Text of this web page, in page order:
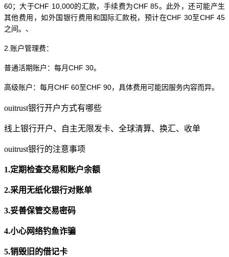
60；大于CHF 10,000的汇款，手续费为CHF 85。此外，还可能产生
其他费用，如外国银行费用和国际汇款税，预计在CHF 30至CHF 45
之间。、
2.账户管理费：
普通活期账户：每月CHF 30。
高级账户：每月CHF 60至CHF 90，具体费用可能因服务内容而异。
ouitrust银行开户方式有哪些
线上银行开户、自主无限发卡、全球清算、换汇、收单
ouitrust银行的注意事项
1.定期检查交易和账户余额
2.采用无纸化银行对账单
3.妥善保管交易密码
4.小心网络钓鱼诈骗
5.销毁旧的借记卡